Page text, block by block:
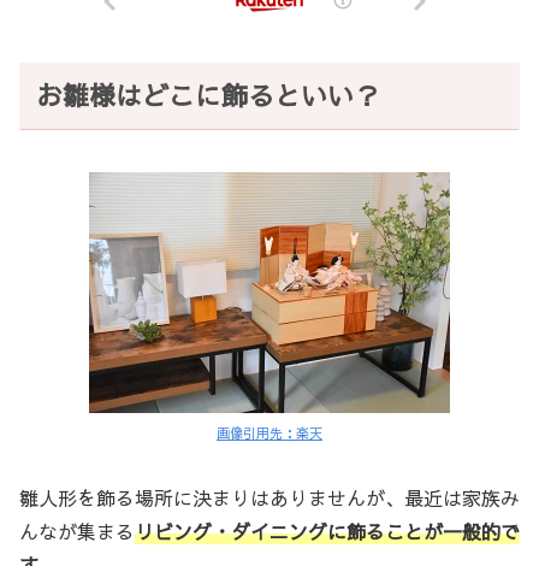
お雛様はどこに飾るといい？
画像引用先：楽天
雛人形を飾る場所に決まりはありませんが、最近は家族み
んなが集まるリビング・ダイニングに飾ることが一般的で